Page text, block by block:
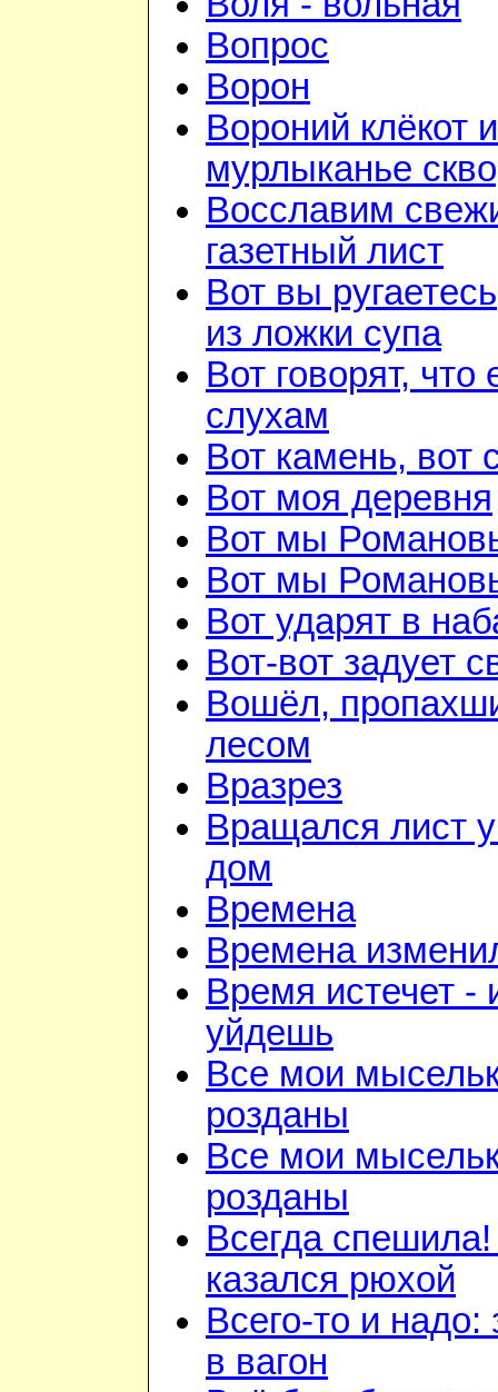
Вопрос
Ворон
Вороний клёкот и
мурлыканье
Восславим
газетный лист
Вот вы
из ложки супа
Вот говорят, что
слухам
Вот камень, вот
Вот моя деревня
Вот мы
Вот мы
Вот ударят в
Вот-вот задует
Вошёл,
лесом
Вразрез
Вращался лист
дом
Времена
Времена
Время истечет -
уйдешь
Все мои
розданы
Все мои
розданы
Всегда
казался рюхой
Всего-то и надо:
в вагон